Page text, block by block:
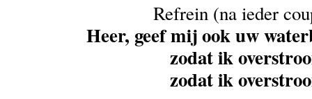
Refrein (na ieder
Heer, geef mij ook uw
zodat ik
zodat ik